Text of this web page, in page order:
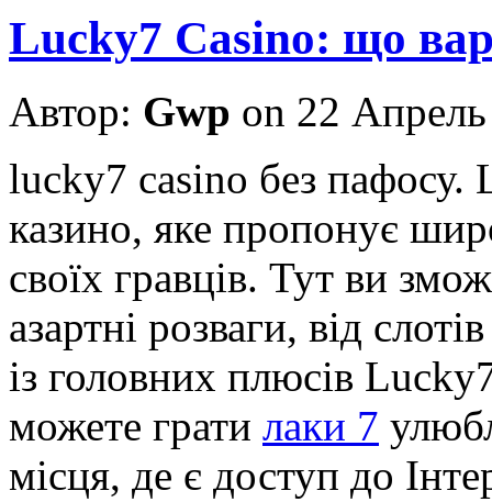
Lucky7 Casino: що
Автор: Gwp on 22
lucky7 casino бeз
казино, яке пропонує
своїх гравців. Тут ви
азартні розваги, від
із головних плюсів
можете грати лаки 7
місця, де є доступ до